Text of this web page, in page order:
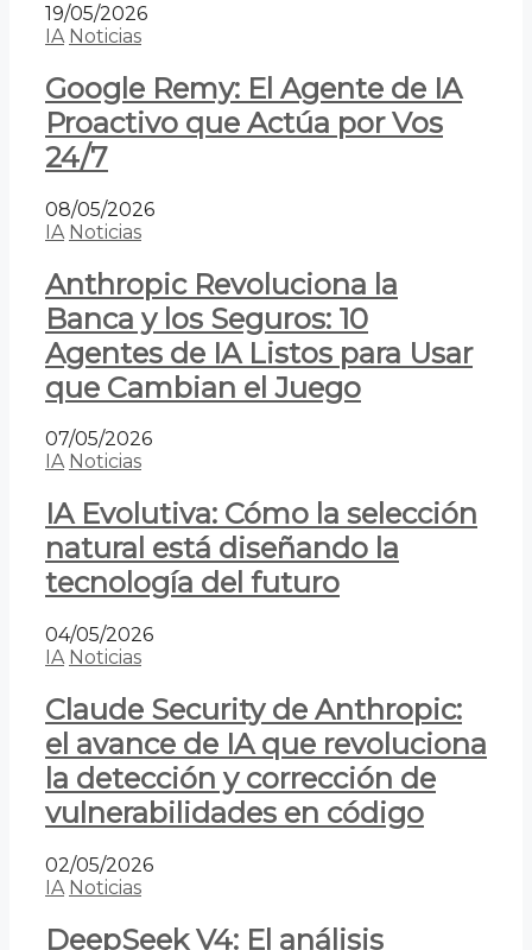
19/05/2026
IA Noticias
Google Remy: El Agente de IA
Proactivo que Actúa por Vos
24/7
08/05/2026
IA Noticias
Anthropic Revoluciona la
Banca y los Seguros: 10
Agentes de IA Listos para Usar
que Cambian el Juego
07/05/2026
IA Noticias
IA Evolutiva: Cómo la selección
natural está diseñando la
tecnología del futuro
04/05/2026
IA Noticias
Claude Security de Anthropic:
el avance de IA que revoluciona
la detección y corrección de
vulnerabilidades en código
02/05/2026
IA Noticias
DeepSeek V4: El análisis